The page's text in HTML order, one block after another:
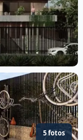
5 fotos